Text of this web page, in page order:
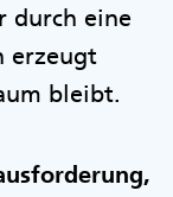
durch eine
erzeugt
bleibt.